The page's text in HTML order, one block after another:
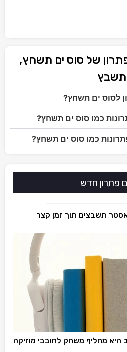
של סוס ים תשחץ,
תשבץ
לסוס ים תשחץ?
כמו סוס ים תשחץ?
כמו סוס ים תשחץ?
פתרון חדש
תשבצים תוך זמן קצר
היא מחליף משחק לחובבי מוזיקה